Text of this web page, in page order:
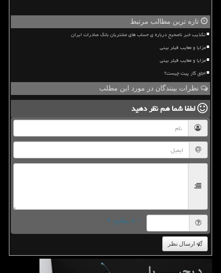
تازه ترین مطالب مرتبط
تکذیب خبر ناصحیح درباره ی حساب های مشتریان بانک صادرات ایران
مزایا و معایب فیلر بینی
مزایا و معایب فیلر بینی
اجاق گاز پیت چیست؟
نظرات بینندگان در مورد این مطلب
لطفا شما همنظر دهید
= ۸ بعلاوه ۳
ارسال نظر